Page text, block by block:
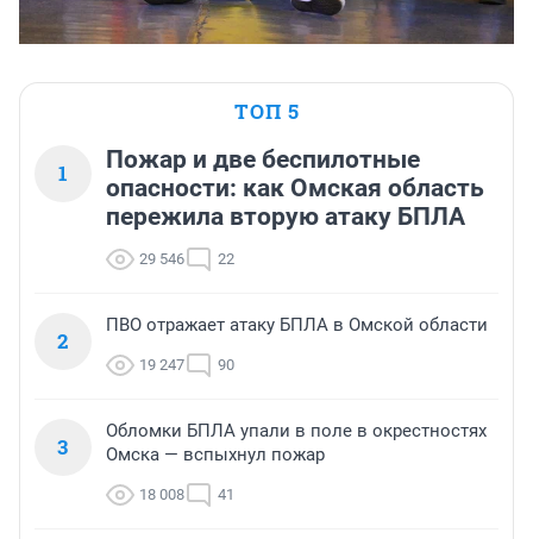
ТОП 5
1
Пожар и две беспилотные
опасности: как Омская область
пережила вторую атаку БПЛА
29 546 22
2
ПВО отражает атаку БПЛА в Омской области
19 247 90
3
Обломки БПЛА упали в поле в окрестностях
Омска — вспыхнул пожар
18 008 41